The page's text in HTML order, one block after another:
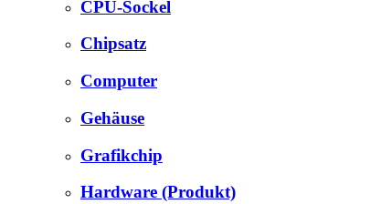
CPU-Sockel
Chipsatz
Computer
Gehäuse
Grafikchip
Hardware (Produkt)